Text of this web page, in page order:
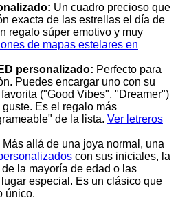
Un cuadro precioso que
exacta de las estrellas el día de
regalo súper emotivo y muy
de mapas estelares en
personalizado: Perfecto para
Puedes encargar uno con su
("Good Vibes", "Dreamer")
Es el regalo más
de la lista. Ver letreros
Más allá de una joya normal, una
con sus iniciales, la
la mayoría de edad o las
especial. Es un clásico que
único.